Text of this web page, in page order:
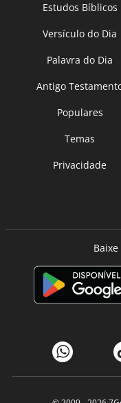
Estudos Bíblicos
Versículo do Dia
Palavra do Dia
Antigo
Populares
Temas
Privacidade